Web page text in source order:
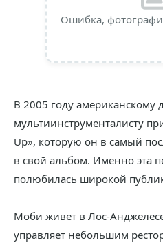
Ошибка,
В 2005 году американскому
мультиинструменталисту
Up», которую он в самый
в свой альбом. Именно эта
полюбилась широкой
Моби живет в Лос-
управляет небольшим